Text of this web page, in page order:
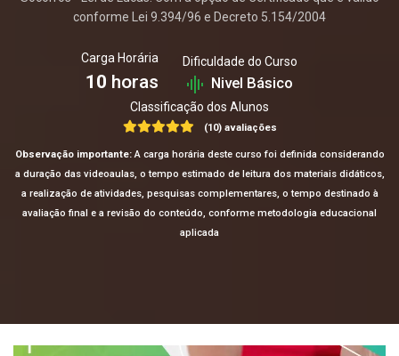
conforme Lei 9.394/96 e Decreto 5.154/2004
Carga Horária
10 horas
Dificuldade do Curso
Nivel Básico
Classificação dos Alunos
(10) avaliações
Observação importante:A carga horária deste curso foi definida considerando
a duração das videoaulas, o tempo estimado de leitura dos materiais didáticos,
a realização de atividades, pesquisas complementares, o tempo destinado à
avaliação final e a revisão do conteúdo, conforme metodologia educacional
aplicada